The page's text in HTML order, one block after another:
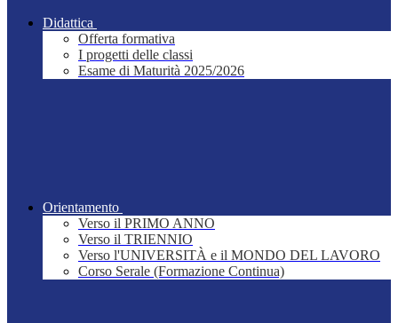
Didattica
Offerta formativa
I progetti delle classi
Esame di Maturità 2025/2026
Orientamento
Verso il PRIMO ANNO
Verso il TRIENNIO
Verso l'UNIVERSITÀ e il MONDO DEL LAVORO
Corso Serale (Formazione Continua)